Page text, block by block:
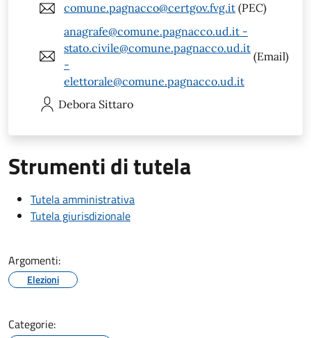
comune.pagnacco@certgov.fvg.it (PEC)
anagrafe@comune.pagnacco.ud.it -
stato.civile@comune.pagnacco.ud.it
-
elettorale@comune.pagnacco.ud.it
(Email)
Debora Sittaro
Strumenti di tutela
Tutela amministrativa
Tutela giurisdizionale
Argomenti:
Elezioni
Categorie: